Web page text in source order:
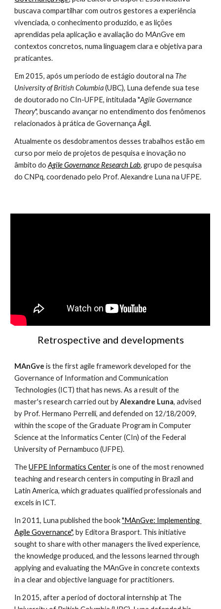
buscava compartilhar com outros gestores a experiência
vivenciada, o conhecimento produzido, e as lições
aprendidas pela aplicação e avaliação do MAnGve em
contextos concretos, numa linguagem clara e objetiva para
praticantes.
Em 2015, após um período de estágio doutoral na The
University of British Columbia (UBC), Luna defende sua tese
de doutorado no CIn-UFPE, intitulada "Agile Governance
Theory", buscando avançar no entendimento dos fenômenos
relacionados à prática de Governança Ágil.
Atualmente os desdobramentos desses trabalhos estão em
curso por meio de projetos de pesquisa e inovação no
âmbito do Agile Governance Research Lab, grupo de pesquisa
do CNPq, coordenado pelo Prof. Alexandre Luna na UFPE.
Retrospective and developments
MAnGve is the first agile framework developed for the
Governance of Information and Communication
Technologies (ICT) that has news. As a result of the
master's research carried out by Alexandre Luna, advised
by Prof. Hermano Perrelli, and defended on 12/18/2009,
within the scope of the Graduate Program in Computer
Science at the Informatics Center (CIn) of the Federal
University of Pernambuco (UFPE).
The UFPE Informatics Center is one of the most renowned
teaching and research centers in computing in Brazil and
Latin America, which graduates qualified professionals and
excels in ICT.
In 2011, Luna published the book "MAnGve: Implementing
Agile Governance", by Editora Brasport. This initiative
sought to share with other managers the lived experience,
the knowledge produced, and the lessons learned through
applying and evaluating the MAnGve in concrete contexts
in a clear and objective language for practitioners.
In 2015, after a period of doctoral internship at The